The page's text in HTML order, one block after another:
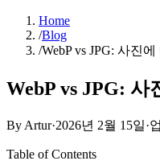
Home
/Blog
/WebP vs JPG: 사진
WebP vs JPG: 사
By Artur·2026년 2월 15일·
Table of Contents